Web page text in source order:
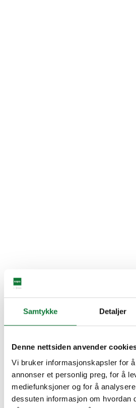
Samtykke Detaljer
Denne nettsiden anvender
Vi bruker informasjonskapsler for
annonser et personlig preg, for å
mediefunksjoner og for å
dessuten informasjon om hvordan